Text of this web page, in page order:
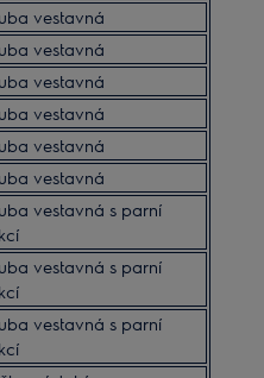
vestavná
vestavná
vestavná
vestavná
vestavná
vestavná
vestavná s parní
vestavná s parní
vestavná s parní